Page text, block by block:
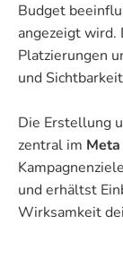
Budget
angezeigt wird.
Platzierungen
und
Die Erstellung
zentral im
und erhältst
Wirksamkeit